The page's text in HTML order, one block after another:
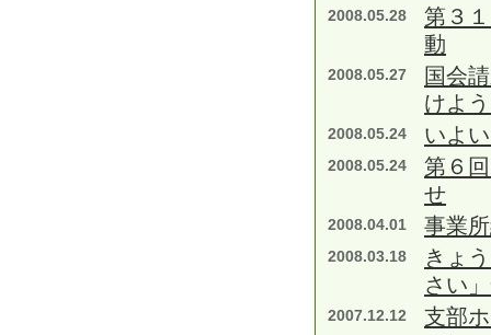
2008.05.28
第３
動
2008.05.27
国会
けよ
2008.05.24 いよ
2008.05.24
第６
せ
2008.04.01 事業
2008.03.18
きょ
さい
2007.12.12 支部